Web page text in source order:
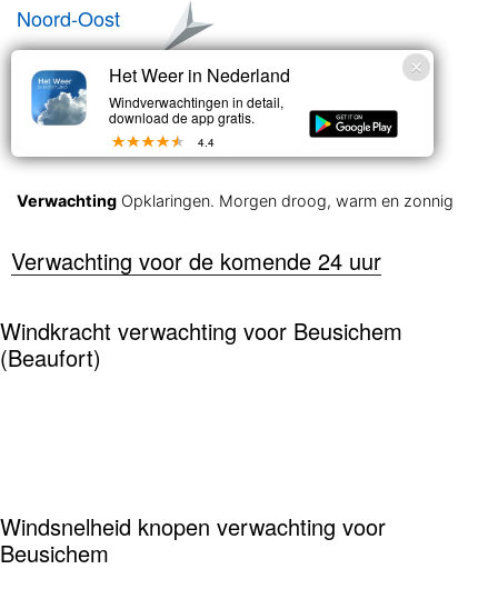
Noord-Oost
Windstoten
2 bft
| 3.7 knopen
| 6.8 km/h
Verwachting Opklaringen. Morgen droog, warm en zonnig
Verwachting voor de komende 24 uur
Windkracht verwachting voor Beusichem
(Beaufort)
Windsnelheid knopen verwachting voor
Beusichem
Het Weer in Nederland
Windverwachtingen in detail,
download de app gratis.
4.4